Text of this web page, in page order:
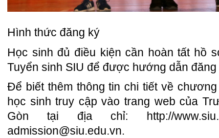
Hình thức đăng ký
Học sinh đủ điều kiện cần hoàn tất hồ
Tuyển sinh SIU để được hướng dẫn
Để biết thêm thông tin chi tiết về
học sinh truy cập vào trang web của
Gòn tại địa chỉ: http://
admission@siu.edu.vn.